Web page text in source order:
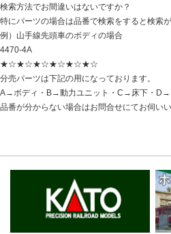
検索方法でお間違いはないですか？
特にパーツの場合は品番で検索をすると検索
例）山手線先頭車のボディの場合
4470-4A
★☆★☆★☆★☆★☆★☆
分売パーツは下記の用になっております。
A→ボディ・B→動力ユニット・C→床下・
品番が分からない場合はお問合せにてお伺いい